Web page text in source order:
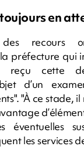
en
recours
préfecture qui
reçu cette
d’un
"À ce stade, il
éventuelles
les services